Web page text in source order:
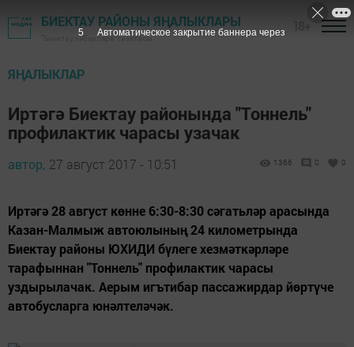
БИЕКТАУ РАЙОНЫ ЯҢАЛЫКЛАРЫ
"Биектау хәбәрләре" газетасы
ЯҢАЛЫКЛАР
Иртәгә Биектау районында "Тоннель"
профилактик чарасы узачак
автор, 27 август 2017 - 10:51 1366 0 0
Иртәгә 28 август көнне 6:30-8:30 сәгатьләр арасында
Казан-Малмыж автоюлының 24 километрында
Биектау районы ЮХИДИ бүлеге хезмәткәрләре
тарафыннан "Тоннель" профилактик чарасы
уздырылачак. Аерым игътибар пассажирдар йөртүче
автобусларга юнәлтеләчәк.
4 Автоматическое закрытие баннера через